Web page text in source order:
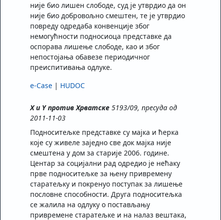
није био лишен слободе, суд је утврдио да он
није био добровољно смештен, те је утврдио
повреду одредаба конвенције због
немогућности подносиоца представке да
оспорава лишење слободе, као и због
непостојања обавезе периодичног
преиспитивања одлуке.
e-Case | HUDOC
X и Y против Хрватске 5193/09, пресуда од
2011-11-03
Подноситељке представке су мајка и ћерка
које су живеле заједно све док мајка није
смештена у дом за старије 2006. године.
Центар за социјални рад одредио је нећаку
прве подноситељке за њену привремену
старатељку и покренуо поступак за лишење
пословне способности. Друга подноситељка
се жалила на одлуку о постављању
привремене старатељке и на налаз вештака,